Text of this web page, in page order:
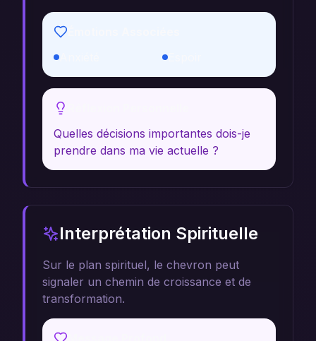
Espoir
Quelles décisions importantes dois-je
prendre dans ma vie actuelle ?
Interprétation Spirituelle
Sur le plan spirituel, le chevron peut
signaler un chemin de croissance et de
transformation.